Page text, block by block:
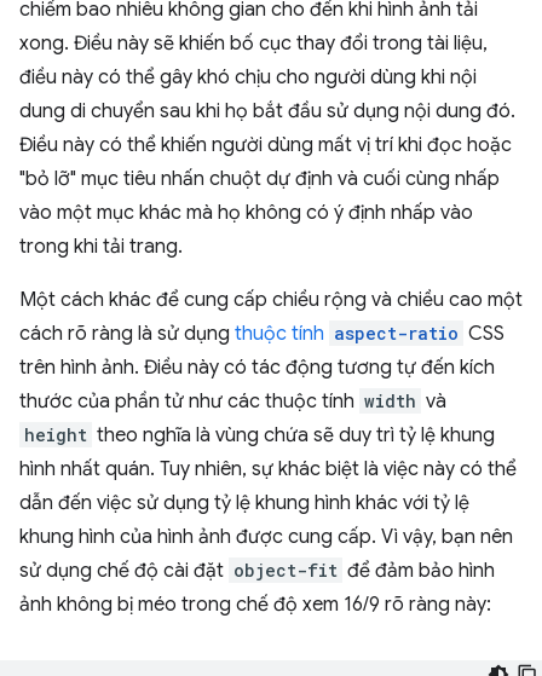
chiếm bao nhiêu không gian cho đến khi hình ảnh tải
xong. Điều này sẽ khiến bố cục thay đổi trong tài liệu,
điều này có thể gây khó chịu cho người dùng khi nội
dung di chuyển sau khi họ bắt đầu sử dụng nội dung đó.
Điều này có thể khiến người dùng mất vị trí khi đọc hoặc
"bỏ lỡ" mục tiêu nhấn chuột dự định và cuối cùng nhấp
vào một mục khác mà họ không có ý định nhấp vào
trong khi tải trang.
Một cách khác để cung cấp chiều rộng và chiều cao một
cách rõ ràng là sử dụng thuộc tính aspect-ratio CSS
trên hình ảnh. Điều này có tác động tương tự đến kích
thước của phần tử như các thuộc tính width và
height theo nghĩa là vùng chứa sẽ duy trì tỷ lệ khung
hình nhất quán. Tuy nhiên, sự khác biệt là việc này có thể
dẫn đến việc sử dụng tỷ lệ khung hình khác với tỷ lệ
khung hình của hình ảnh được cung cấp. Vì vậy, bạn nên
sử dụng chế độ cài đặt object-fit để đảm bảo hình
ảnh không bị méo trong chế độ xem 16/9 rõ ràng này: